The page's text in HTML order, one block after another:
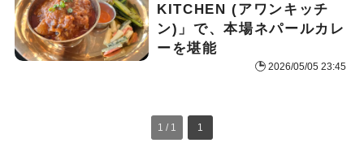
KITCHEN (アワンキッチ
ン)」で、本場ネパールカレ
ーを堪能
2026/05/05 23:45
1 / 1 1